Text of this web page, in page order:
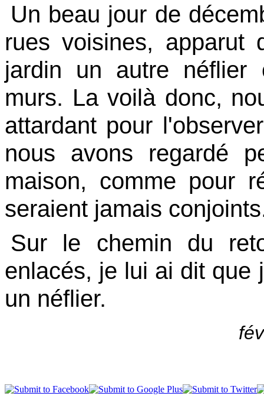
Un beau jour de
rues voisines, apparut
jardin un autre néflier
murs. La voilà donc,
attardant pour
nous avons regardé
maison, comme pour
seraient jamais
Sur le chemin du
enlacés, je lui ai dit que
un néflier.